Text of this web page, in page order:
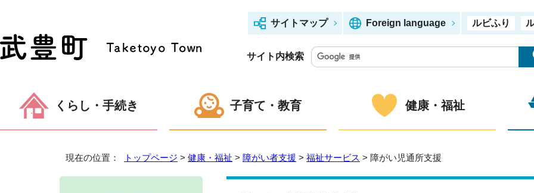
サイトマップ Foreign language ルビふり
サイト内検索
くらし・手続き 子育て・教育 健康・福祉
現在の位置： トップページ > 健康・福祉 > 障がい者支援 > 福祉サービス > 障がい児通所支援